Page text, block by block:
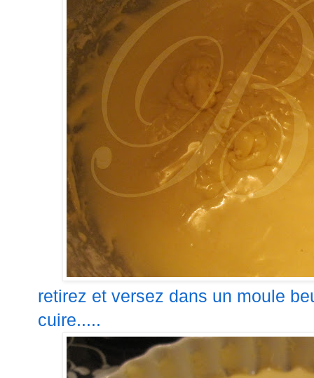
retirez et versez dans un moule
cuire.....